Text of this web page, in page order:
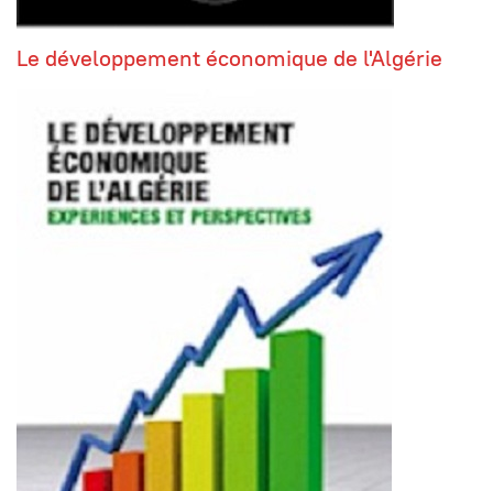
Le développement économique de l'Algérie